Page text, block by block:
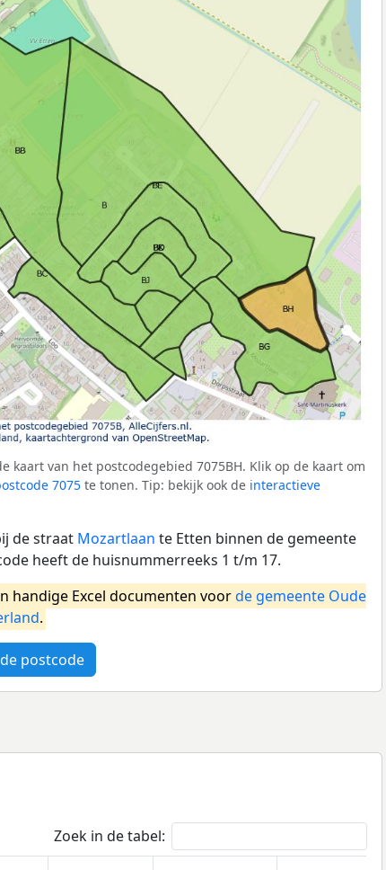
kaart van het postcodegebied 7075BH. Klik op de kaart om
7075 te tonen. Tip: bekijk ook de interactieve
de straat Mozartlaan te Etten binnen de gemeente
heeft de huisnummerreeks 1 t/m 17.
handige Excel documenten voorde gemeente Oude
.
postcode
Zoek in de tabel: